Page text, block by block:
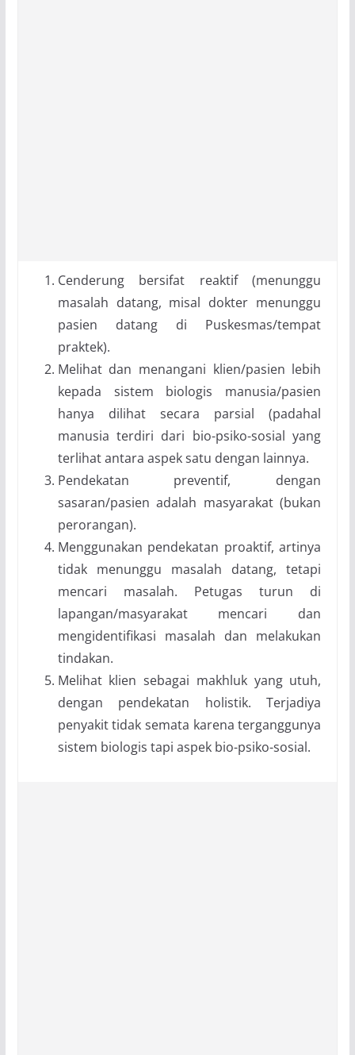
Cenderung bersifat reaktif (menunggu
masalah datang, misal dokter menunggu
pasien datang di Puskesmas/tempat
praktek).
Melihat dan menangani klien/pasien lebih
kepada sistem biologis manusia/pasien
hanya dilihat secara parsial (padahal
manusia terdiri dari bio-psiko-sosial yang
terlihat antara aspek satu dengan lainnya.
Pendekatan preventif, dengan
sasaran/pasien adalah masyarakat (bukan
perorangan).
Menggunakan pendekatan proaktif, artinya
tidak menunggu masalah datang, tetapi
mencari masalah. Petugas turun di
lapangan/masyarakat mencari dan
mengidentifikasi masalah dan melakukan
tindakan.
Melihat klien sebagai makhluk yang utuh,
dengan pendekatan holistik. Terjadiya
penyakit tidak semata karena terganggunya
sistem biologis tapi aspek bio-psiko-sosial.